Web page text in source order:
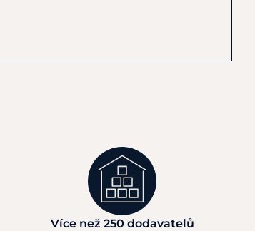
Více než 250 dodavatelů